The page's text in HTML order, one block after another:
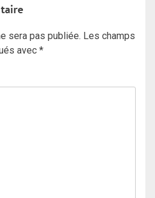
sera pas publiée. Les champs
avec *